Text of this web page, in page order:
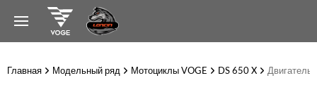
Главная Модельный ряд Мотоциклы VOGE DS 650 X Двигатель